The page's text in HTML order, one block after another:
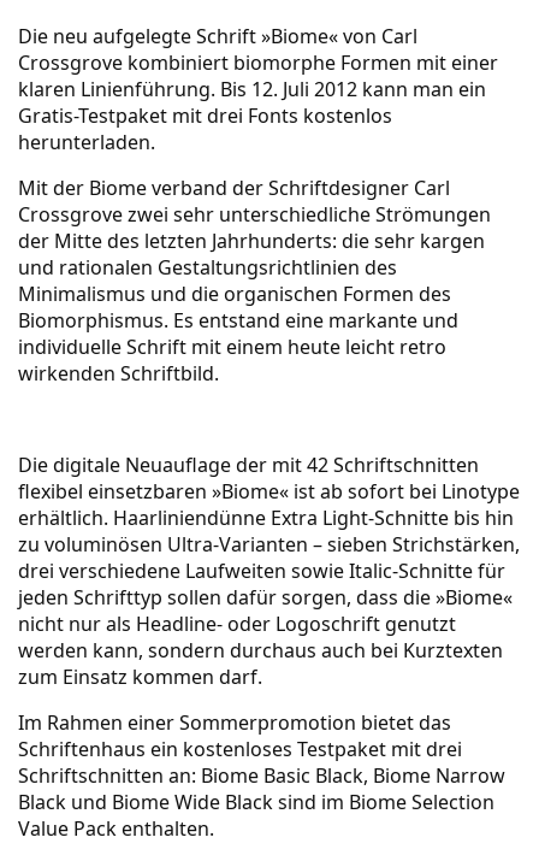
Die neu aufgelegte Schrift »Biome« von Carl
Crossgrove kombiniert biomorphe Formen mit einer
klaren Linienführung. Bis 12. Juli 2012 kann man ein
Gratis-Testpaket mit drei Fonts kostenlos
herunterladen.
Mit der Biome verband der Schriftdesigner Carl
Crossgrove zwei sehr unterschiedliche Strömungen
der Mitte des letzten Jahrhunderts: die sehr kargen
und rationalen Gestaltungsrichtlinien des
Minimalismus und die organischen Formen des
Biomorphismus. Es entstand eine markante und
individuelle Schrift mit einem heute leicht retro
wirkenden Schriftbild.
Die digitale Neuauflage der mit 42 Schriftschnitten
flexibel einsetzbaren »Biome« ist ab sofort bei Linotype
erhältlich. Haarliniendünne Extra Light-Schnitte bis hin
zu voluminösen Ultra-Varianten – sieben Strichstärken,
drei verschiedene Laufweiten sowie Italic-Schnitte für
jeden Schrifttyp sollen dafür sorgen, dass die »Biome«
nicht nur als Headline- oder Logoschrift genutzt
werden kann, sondern durchaus auch bei Kurztexten
zum Einsatz kommen darf.
Im Rahmen einer Sommerpromotion bietet das
Schriftenhaus ein kostenloses Testpaket mit drei
Schriftschnitten an: Biome Basic Black, Biome Narrow
Black und Biome Wide Black sind im Biome Selection
Value Pack enthalten.